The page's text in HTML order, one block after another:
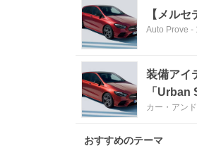
【メル
Auto Prove -
装備アイ
「Urban
カー・アン
おすすめのテーマ